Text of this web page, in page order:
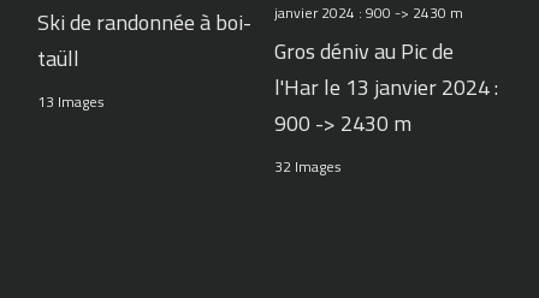
Ski de randonnée à boi-
taüll
13 Images
Gros déniv au Pic de
l'Har le 13 janvier 2024 :
900 -> 2430 m
32 Images